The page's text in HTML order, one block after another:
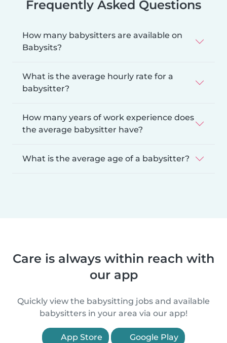
Frequently Asked Questions
How many babysitters are available on
Babysits?
What is the average hourly rate for a
babysitter?
How many years of work experience does
the average babysitter have?
What is the average age of a babysitter?
Care is always within reach with
our app
Quickly view the babysitting jobs and available
babysitters in your area via our app!
App Store Google Play